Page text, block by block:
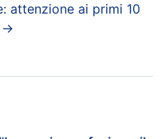
attenzione ai primi 10
→